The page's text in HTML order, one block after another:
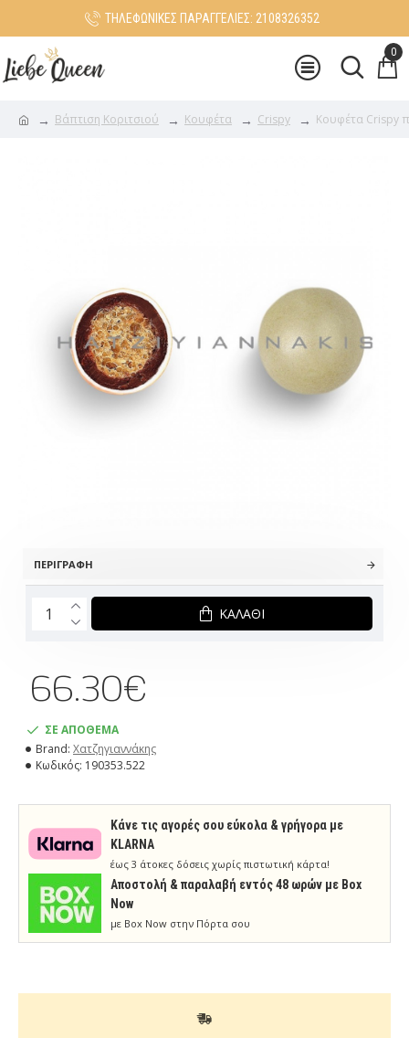
ΤΗΛΕΦΩΝΙΚΕΣ ΠΑΡΑΓΓΕΛΙΕΣ: 2108326352
0
Βάπτιση Κοριτσιού Κουφέτα Crispy Κουφέτα Crispy
ΠΕΡΙΓΡΑΦΉ
ΣΕ ΑΠΟΘΕΜΑ
Brand: Χατζηγιαννάκης
Κωδικός: 190353.522
66.30€
ΚΑΛΆΘΙ
Κάνε τις αγορές σου εύκολα & γρήγορα με
KLARNA
έως 3 άτοκες δόσεις χωρίς πιστωτική κάρτα!
Aποστολή & παραλαβή εντός 48 ωρών με Box
Now
με Box Now στην Πόρτα σου